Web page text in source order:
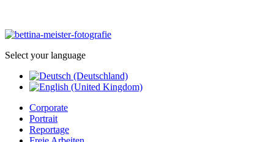
Select your language
Corporate
Portrait
Reportage